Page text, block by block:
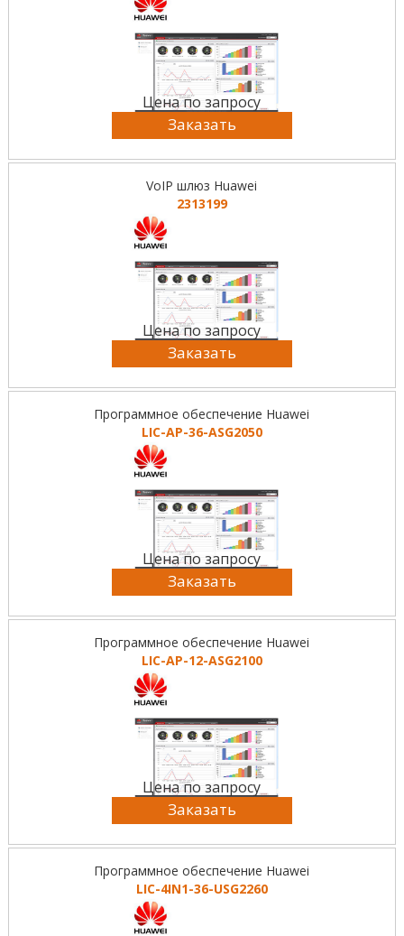
Цена по запросу
Заказать
VoIP шлюз Huawei
2313199
Цена по запросу
Заказать
Программное обеспечение Huawei
LIC-AP-36-ASG2050
Цена по запросу
Заказать
Программное обеспечение Huawei
LIC-AP-12-ASG2100
Цена по запросу
Заказать
Программное обеспечение Huawei
LIC-4IN1-36-USG2260